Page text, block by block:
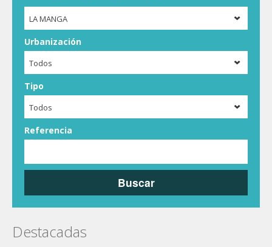
LA MANGA
Urbanización
Todos
Tipo
Todos
Referencia
Buscar
Destacadas